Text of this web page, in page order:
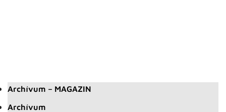
Archívum – MAGAZIN
Archívum